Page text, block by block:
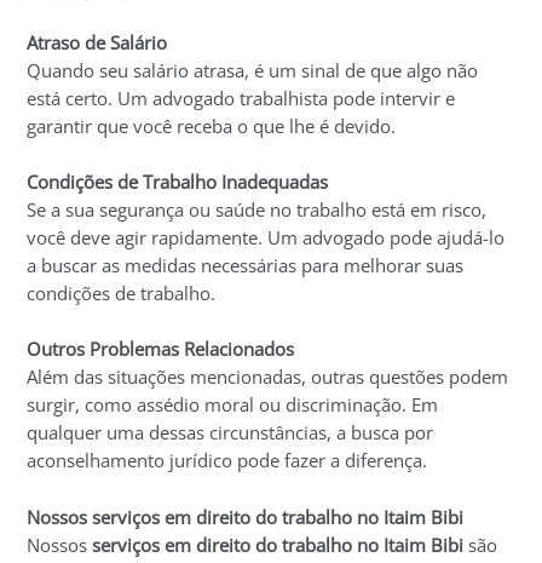
Atraso de Salário
Quando seu salário atrasa, é um sinal de que algo não
está certo. Um advogado trabalhista pode intervir e
garantir que você receba o que lhe é devido.
Condições de Trabalho Inadequadas
Se a sua segurança ou saúde no trabalho está em risco,
você deve agir rapidamente. Um advogado pode ajudá-lo
a buscar as medidas necessárias para melhorar suas
condições de trabalho.
Outros Problemas Relacionados
Além das situações mencionadas, outras questões podem
surgir, como assédio moral ou discriminação. Em
qualquer uma dessas circunstâncias, a busca por
aconselhamento jurídico pode fazer a diferença.
Nossos serviços em direito do trabalho no Itaim Bibi
Nossosserviços em direito do trabalho no Itaim Bibi são